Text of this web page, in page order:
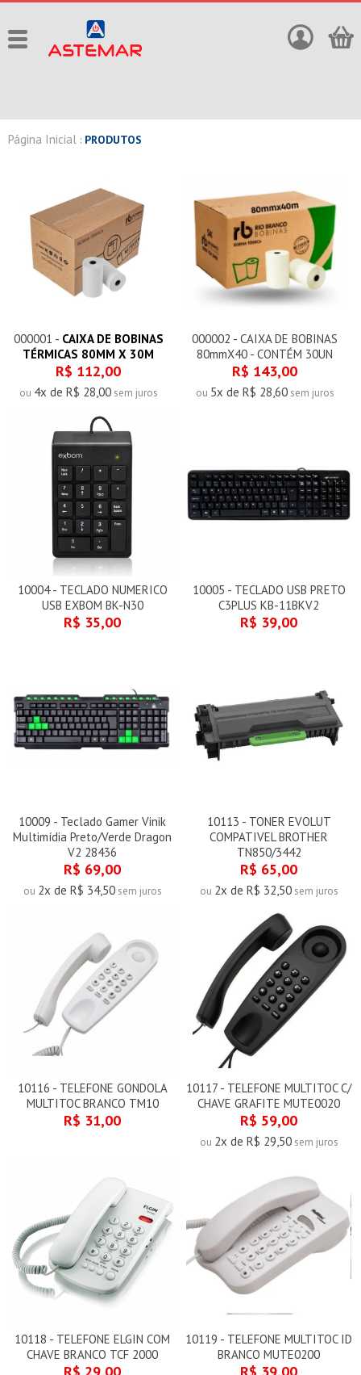
Página Inicial : PRODUTOS
000001 - CAIXA DE BOBINAS
TÉRMICAS 80MM X 30M
R$ 112,00
ou 4x de R$ 28,00sem juros
000002 - CAIXA DE BOBINAS
80mmX40 - CONTÉM 30UN
R$ 143,00
ou 5x de R$ 28,60sem juros
10004 - TECLADO NUMERICO
USB EXBOM BK-N30
R$ 35,00
10005 - TECLADO USB PRETO
C3PLUS KB-11BKV2
R$ 39,00
10009 - Teclado Gamer Vinik
Multimídia Preto/Verde Dragon
V2 28436
R$ 69,00
ou 2x de R$ 34,50sem juros
10113 - TONER EVOLUT
COMPATIVEL BROTHER
TN850/3442
R$ 65,00
ou 2x de R$ 32,50sem juros
10116 - TELEFONE GONDOLA
MULTITOC BRANCO TM10
R$ 31,00
10117 - TELEFONE MULTITOC C/
CHAVE GRAFITE MUTE0020
R$ 59,00
ou 2x de R$ 29,50sem juros
10118 - TELEFONE ELGIN COM
CHAVE BRANCO TCF 2000
10119 - TELEFONE MULTITOC ID
BRANCO MUTE0200